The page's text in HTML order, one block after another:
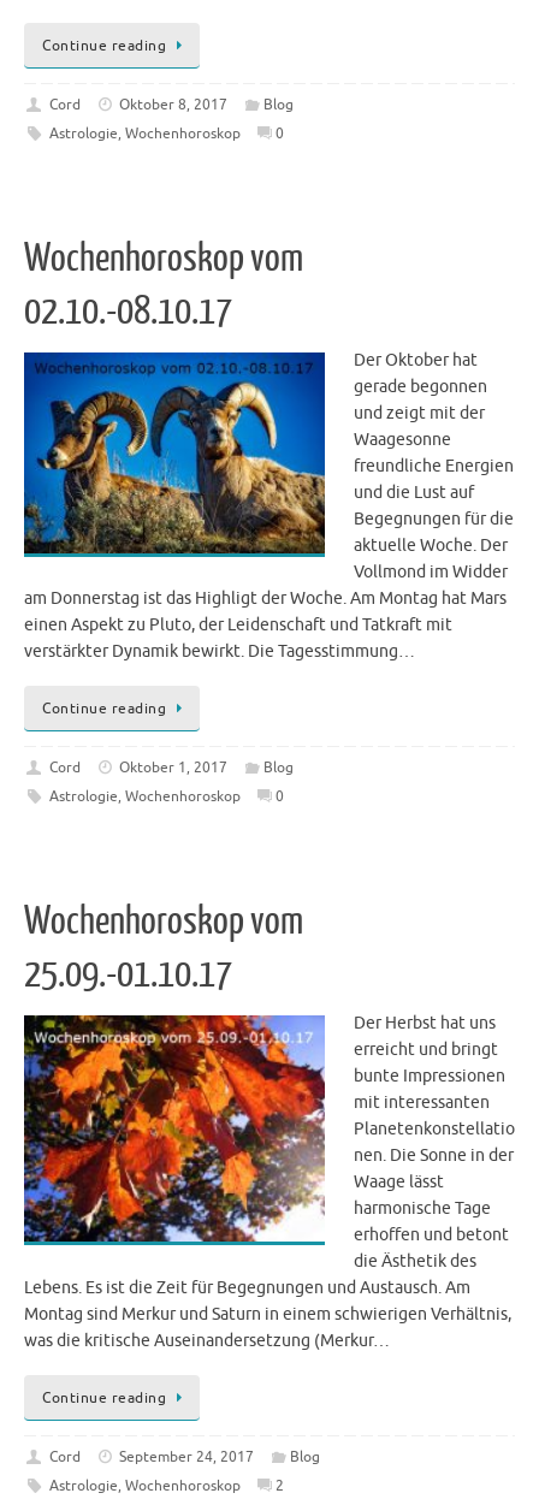
Continue reading
Cord Oktober 8, 2017
Blog
Astrologie, Wochenhoroskop 0
Wochenhoroskop vom
02.10.-08.10.17
Der Oktober hat
gerade begonnen
und zeigt mit der
Waagesonne
freundliche Energien
und die Lust auf
Begegnungen für die
aktuelle Woche. Der
Vollmond im Widder
am Donnerstag ist das Highligt der Woche. Am Montag hat Mars
einen Aspekt zu Pluto, der Leidenschaft und Tatkraft mit
verstärkter Dynamik bewirkt. Die Tagesstimmung…
Continue reading
Cord Oktober 1, 2017
Blog
Astrologie, Wochenhoroskop 0
Wochenhoroskop vom
25.09.-01.10.17
Der Herbst hat uns
erreicht und bringt
bunte Impressionen
mit interessanten
Planetenkonstellatio
nen. Die Sonne in der
Waage lässt
harmonische Tage
erhoffen und betont
die Ästhetik des
Lebens. Es ist die Zeit für Begegnungen und Austausch. Am
Montag sind Merkur und Saturn in einem schwierigen Verhältnis,
was die kritische Auseinandersetzung (Merkur…
Continue reading
Cord September 24, 2017
Blog
Astrologie, Wochenhoroskop 2